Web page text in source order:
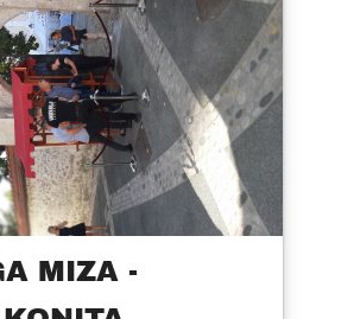
MIZA -